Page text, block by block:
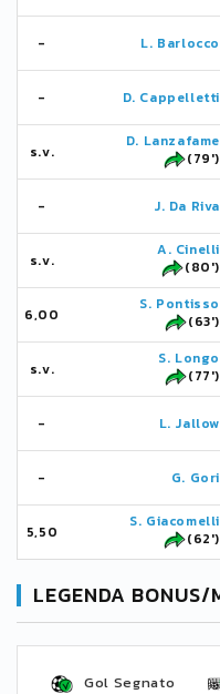
- L. Barlocco
- D. Cappelletti
s.v.
D. Lanzafame
(79')
- J. Da Riva
s.v.
A. Cinelli
(80')
6,00
S. Pontisso
(63')
s.v.
S. Longo
(77')
- L. Jallow
- G. Gori
5,50
S. Giacomelli
(62')
LEGENDA BONUS/
Gol Segnato